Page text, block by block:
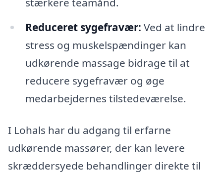
Reduceret sygefravær: Ved at lindre
stress og muskelspændinger kan
udkørende massage bidrage til at
reducere sygefravær og øge
medarbejdernes tilstedeværelse.
I Lohals har du adgang til erfarne
udkørende massører, der kan levere
skræddersyede behandlinger direkte til